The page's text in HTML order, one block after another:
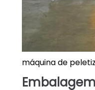
máquina de